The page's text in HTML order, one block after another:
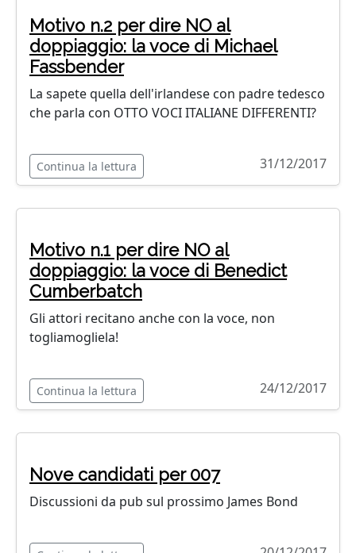
Motivo n.2 per dire NO al
doppiaggio: la voce di Michael
Fassbender
La sapete quella dell'irlandese con padre tedesco
che parla con OTTO VOCI ITALIANE DIFFERENTI?
Continua la lettura 31/12/2017
Motivo n.1 per dire NO al
doppiaggio: la voce di Benedict
Cumberbatch
Gli attori recitano anche con la voce, non
togliamogliela!
Continua la lettura 24/12/2017
Nove candidati per 007
Discussioni da pub sul prossimo James Bond